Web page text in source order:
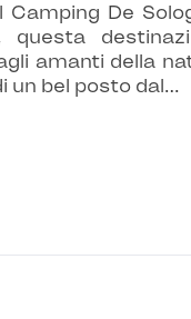
De
amanti della
un bel posto dal…